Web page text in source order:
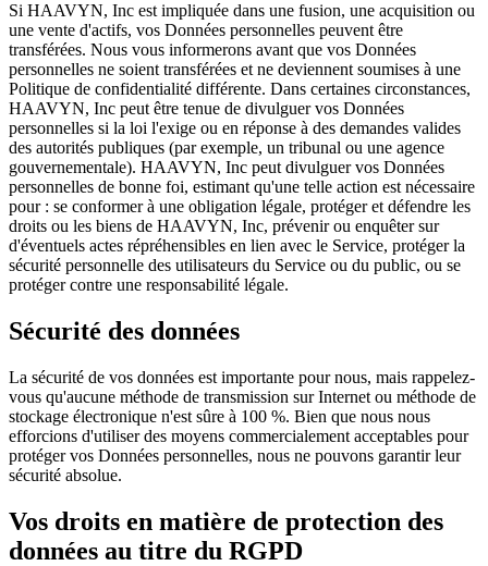
Si HAAVYN, Inc est impliquée dans une fusion, une acquisition ou
une vente d'actifs, vos Données personnelles peuvent être
transférées. Nous vous informerons avant que vos Données
personnelles ne soient transférées et ne deviennent soumises à une
Politique de confidentialité différente. Dans certaines circonstances,
HAAVYN, Inc peut être tenue de divulguer vos Données
personnelles si la loi l'exige ou en réponse à des demandes valides
des autorités publiques (par exemple, un tribunal ou une agence
gouvernementale). HAAVYN, Inc peut divulguer vos Données
personnelles de bonne foi, estimant qu'une telle action est nécessaire
pour : se conformer à une obligation légale, protéger et défendre les
droits ou les biens de HAAVYN, Inc, prévenir ou enquêter sur
d'éventuels actes répréhensibles en lien avec le Service, protéger la
sécurité personnelle des utilisateurs du Service ou du public, ou se
protéger contre une responsabilité légale.
Sécurité des données
La sécurité de vos données est importante pour nous, mais rappelez-
vous qu'aucune méthode de transmission sur Internet ou méthode de
stockage électronique n'est sûre à 100 %. Bien que nous nous
efforcions d'utiliser des moyens commercialement acceptables pour
protéger vos Données personnelles, nous ne pouvons garantir leur
sécurité absolue.
Vos droits en matière de protection des
données au titre du RGPD